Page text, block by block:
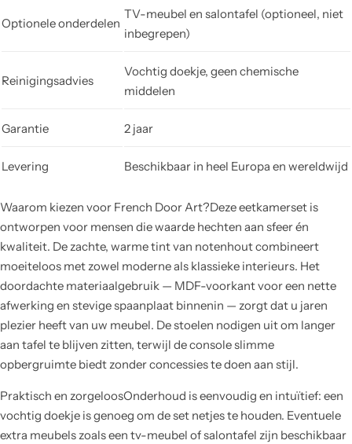
Optionele onderdelen
TV-meubel en salontafel (optioneel, niet
inbegrepen)
Reinigingsadvies
Vochtig doekje, geen chemische
middelen
Garantie 2 jaar
Levering Beschikbaar in heel Europa en wereldwijd
Waarom kiezen voor French Door Art?Deze eetkamerset is
ontworpen voor mensen die waarde hechten aan sfeer én
kwaliteit. De zachte, warme tint van notenhout combineert
moeiteloos met zowel moderne als klassieke interieurs. Het
doordachte materiaalgebruik — MDF-voorkant voor een nette
afwerking en stevige spaanplaat binnenin — zorgt dat u jaren
plezier heeft van uw meubel. De stoelen nodigen uit om langer
aan tafel te blijven zitten, terwijl de console slimme
opbergruimte biedt zonder concessies te doen aan stijl.
Praktisch en zorgeloosOnderhoud is eenvoudig en intuïtief: een
vochtig doekje is genoeg om de set netjes te houden. Eventuele
extra meubels zoals een tv-meubel of salontafel zijn beschikbaar